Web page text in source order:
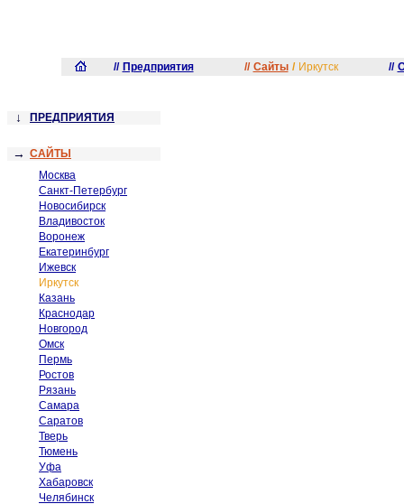
// Предприятия // Сайты / Иркутск //
↓ ПРЕДПРИЯТИЯ
→
САЙТЫ
Москва
Санкт-Петербург
Новосибирск
Владивосток
Воронеж
Екатеринбург
Ижевск
Иркутск
Казань
Краснодар
Новгород
Омск
Пермь
Ростов
Рязань
Самара
Саратов
Тверь
Тюмень
Уфа
Хабаровск
Челябинск